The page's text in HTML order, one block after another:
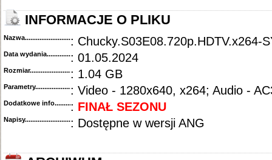
INFORMACJE O PLIKU
Nazwa.............................................: Chucky.S03E08.720p.HDTV.x264-
Data wydania......................................
: 01.05.2024
Rozmiar...........................................
: 1.04 GB
Parametry.........................................: Video - 1280x640, x264; Audio -
Dodatkowe info....................................
: FINAŁ SEZONU
Napisy............................................: Dostępne w wersji ANG